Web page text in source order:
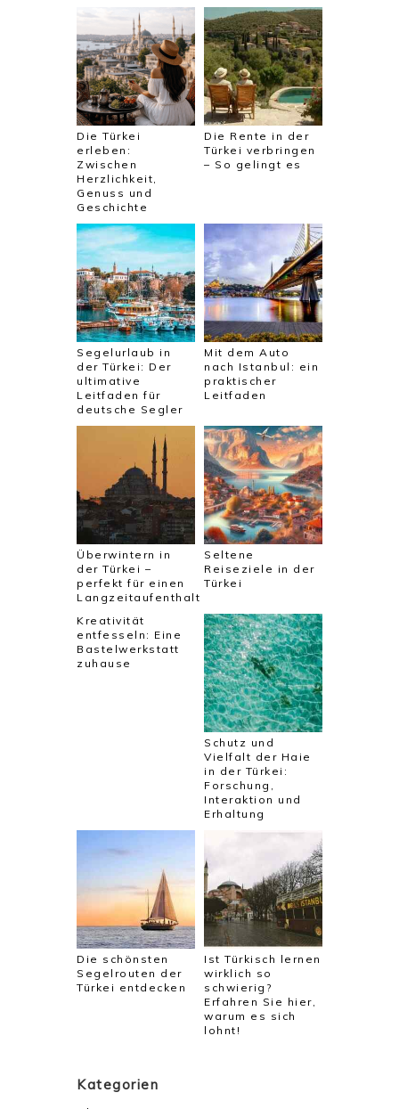
Die Türkei
erleben:
Zwischen
Herzlichkeit,
Genuss und
Geschichte
Die Rente in der
Türkei verbringen
– So gelingt es
Segelurlaub in
der Türkei: Der
ultimative
Leitfaden für
deutsche Segler
Mit dem Auto
nach Istanbul: ein
praktischer
Leitfaden
Überwintern in
der Türkei –
perfekt für einen
Langzeitaufenthalt
Seltene
Reiseziele in der
Türkei
Kreativität
entfesseln: Eine
Bastelwerkstatt
zuhause
Schutz und
Vielfalt der Haie
in der Türkei:
Forschung,
Interaktion und
Erhaltung
Die schönsten
Segelrouten der
Türkei entdecken
Ist Türkisch lernen
wirklich so
schwierig?
Erfahren Sie hier,
warum es sich
lohnt!
Kategorien